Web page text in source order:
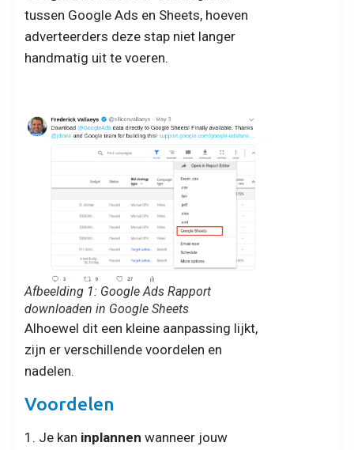
tussen Google Ads en Sheets, hoeven
adverteerders deze stap niet langer
handmatig uit te voeren.
Afbeelding 1: Google Ads Rapport
downloaden in Google Sheets
Alhoewel dit een kleine aanpassing lijkt,
zijn er verschillende voordelen en
nadelen.
Voordelen
1. Je kan inplannen wanneer jouw